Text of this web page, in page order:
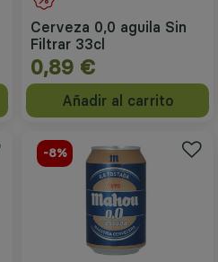
Cerveza 0,0 aguila Sin
Filtrar 33cl
0,89 €
Añadir al carrito
-8%